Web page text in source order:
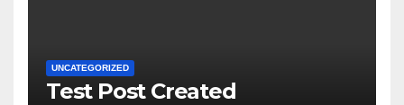
UNCATEGORIZED
Test Post Created